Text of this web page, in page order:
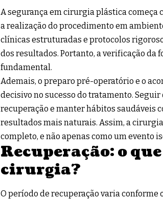
A segurança em cirurgia plástica começa
a realização do procedimento em
clínicas estruturadas e protocolos
dos resultados. Portanto, a verificação da
fundamental.
Ademais, o preparo pré-operatório e o
decisivo no sucesso do tratamento.
recuperação e manter hábitos saudáveis
resultados mais naturais. Assim, a
completo, e não apenas como um evento
Recuperação: o
cirurgia?
O período de recuperação varia conforme